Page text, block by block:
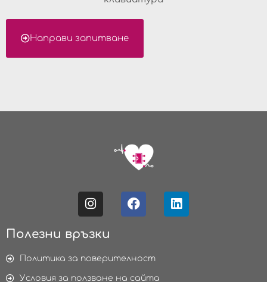
Направи запитване
Полезни връзки
Политика за поверителност
Условия за ползване на сайта